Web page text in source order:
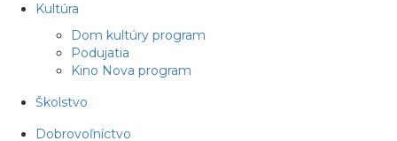
Kultúra
Dom kultúry program
Podujatia
Kino Nova program
Školstvo
Dobrovoľníctvo